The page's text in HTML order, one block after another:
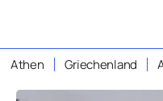
Athen Griechenland